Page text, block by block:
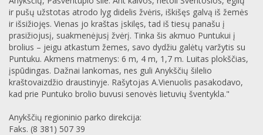
ir pušų užstotas atrodo lyg didelis žvėris, iškišęs galvą iš žemės
ir išsižiojęs. Vienas jo kraštas įskilęs, tad iš tiesų panašu į
prasižiojusį, suakmenėjusį žvėrį. Tinka šis akmuo Puntukui į
brolius – jeigu atkastum žemes, savo dydžiu galėtų varžytis su
Puntuku. Akmens matmenys: 6 m, 4 m, 1,7 m. Luitas plokščias,
įspūdingas. Dažnai lankomas, nes guli Anykščių šilelio
kraštovaizdžio draustinyje. Rašytojas A.Vienuolis pasakodavo,
kad prie Puntuko brolio buvusi senovės lietuvių šventykla."
Anykščių regioninio parko direkcija:
Faks. (8 381) 507 39